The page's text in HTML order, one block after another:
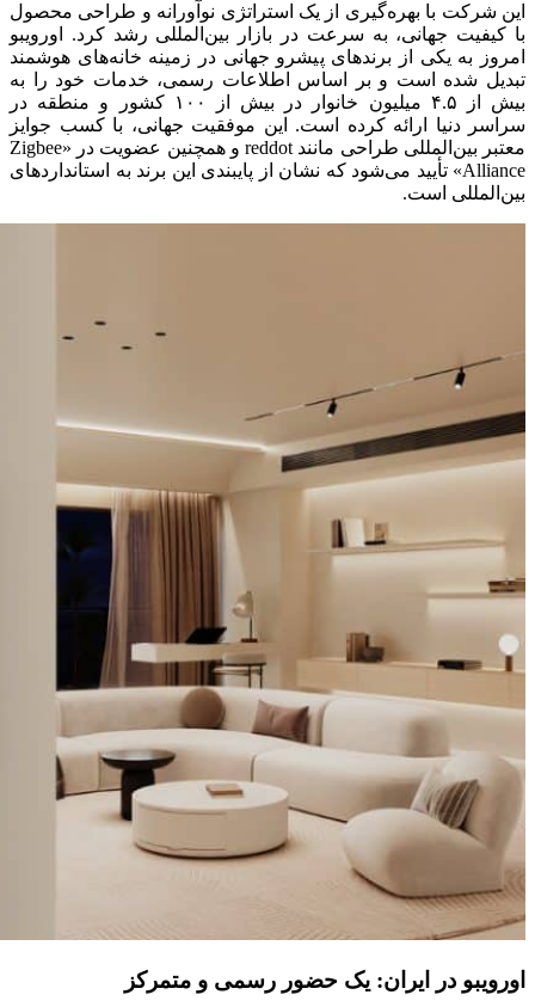
این شرکت با بهره‌گیری از یک استراتژی نوآورانه و طراحی محصول
با کیفیت جهانی، به سرعت در بازار بین‌المللی رشد کرد. اورویبو
امروز به یکی از برندهای پیشرو جهانی در زمینه خانه‌های هوشمند
تبدیل شده است و بر اساس اطلاعات رسمی، خدمات خود را به
بیش از ۴.۵ میلیون خانوار در بیش از ۱۰۰ کشور و منطقه در
سراسر دنیا ارائه کرده است. این موفقیت جهانی، با کسب جوایز
معتبر بین‌المللی طراحی مانند reddot و همچنین عضویت در «Zigbee
Alliance» تأیید می‌شود که نشان از پایبندی این برند به استانداردهای
بین‌المللی است.
اورویبو در ایران: یک حضور رسمی و متمرکز